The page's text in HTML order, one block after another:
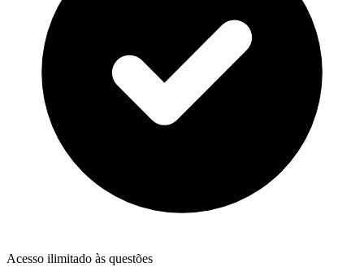
Acesso ilimitado às questões